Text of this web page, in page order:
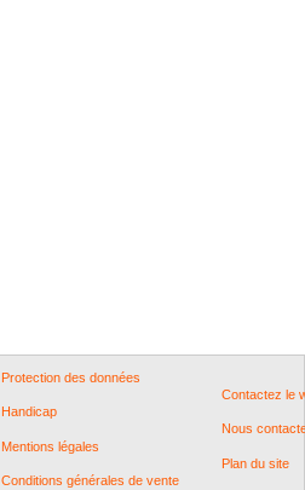
Protection des données
Handicap
Mentions légales
Conditions générales de vente
Contactez le
Nous
Plan du site